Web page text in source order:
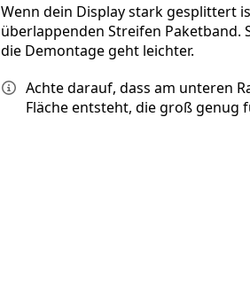
Wenn dein Display stark gesplittert
überlappenden Streifen Paketband.
die Demontage geht leichter.
Achte darauf, dass am unteren
Fläche entsteht, die groß genug